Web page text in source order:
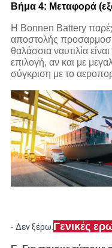
Βήμα 4: Μεταφορά
Η Bonnen Battery
αποστολής
θαλάσσια ναυτιλία
επιλογή, αν και με
σύγκριση με το
- Δεν ξέρω. Γενικές